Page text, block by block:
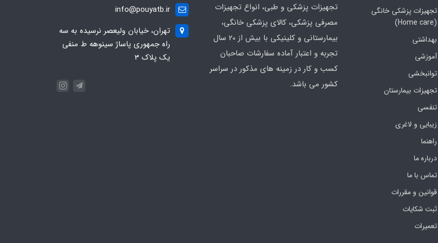
تجهیزات پزشکی خانگی
(Home care)
بهداشتی
آموزشی
توانبخشی
تجهیزات بیمارستان
تنفسی
زیبایی و لاغری
راهنما
درباره ما
تماس با ما
قوانین و مقررات
ثبت شکایات
تعمیرات
تجهیزات پزشکی و طبی، انواع تجهیزات
مصرفی پزشکی، کالای پزشکی خانگی،
بیمارستانی و کلینیکی با بیش از 20 سال
تجربه و اعتبار آماده سفارشات صاحبان
کسب و کار در زمینه های مذکور در سراسر
کشور می باشد.
info@pouyatb.ir
تهران، خیابان ولیعصر نرسیده به سه
راه جمهوری پاساژ سینوهه ط منفی
یک پلاک 3